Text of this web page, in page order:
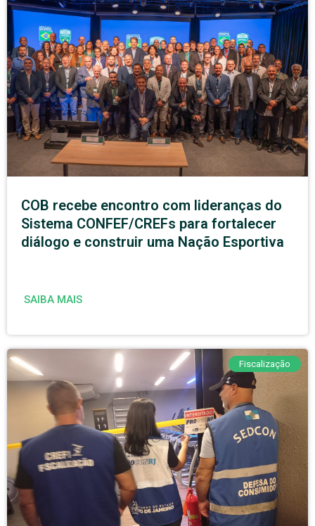
COB recebe encontro com lideranças do
Sistema CONFEF/CREFs para fortalecer
diálogo e construir uma Nação Esportiva
SAIBA MAIS
Fiscalização